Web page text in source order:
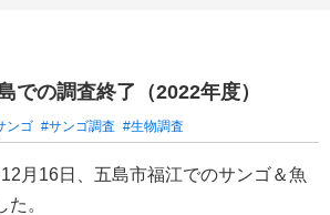
での調査終了（2022年度）
ンゴ #サンゴ調査 #生物調査
月16日、五島市福江でのサンゴ＆魚
。